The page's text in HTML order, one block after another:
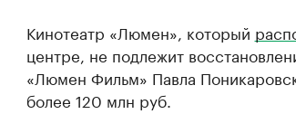
Кинотеатр «Люмен», который
центре, не подлежит
«Люмен Фильм» Павла
более 120 млн руб.